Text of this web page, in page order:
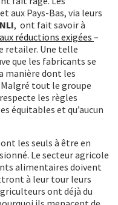
aux Pays-Bas, via leurs
, ont fait savoir à
réductions exigées –
retailer. Une telle
que les fabricants se
manière dont les
tout le groupe
les règles
équitables et qu’aucun
les seuls à être en
Le secteur agricole
alimentaires doivent
à leur tour leurs
ont déjà du